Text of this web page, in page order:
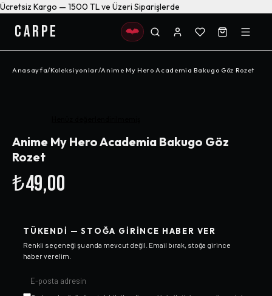
Ücretsiz Kargo — 1500 TL ve Üzeri Siparişlerde
CARPE
Anasayfa/Koleksiyonlar/Anime My Hero Academia Bakugo Göz Rozet
Anime My Hero Academia Bakugo Göz
Rozet
₺49,00
TÜKENDI — STOĞA GIRINCE HABER VER
Renkli seçeneği şu anda mevcut değil. Email bırak, stoğa girince
haber verelim.